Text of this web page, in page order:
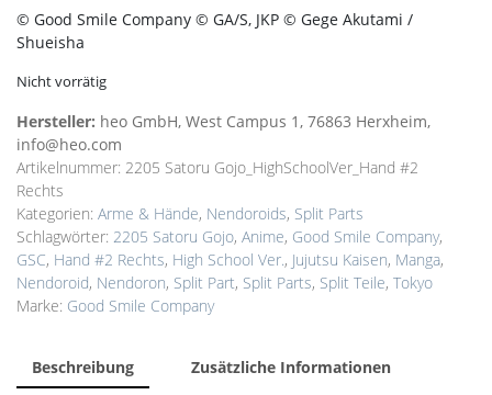
© Good Smile Company © GA/S, JKP © Gege Akutami /
Shueisha
Nicht vorrätig
Hersteller: heo GmbH, West Campus 1, 76863 Herxheim,
info@heo.com
Artikelnummer: 2205 Satoru Gojo_HighSchoolVer_Hand #2
Rechts
Kategorien: Arme & Hände, Nendoroids, Split Parts
Schlagwörter: 2205 Satoru Gojo, Anime, Good Smile Company,
GSC, Hand #2 Rechts, High School Ver., Jujutsu Kaisen, Manga,
Nendoroid, Nendoron, Split Part, Split Parts, Split Teile, Tokyo
Marke: Good Smile Company
Beschreibung
Zusätzliche Informationen